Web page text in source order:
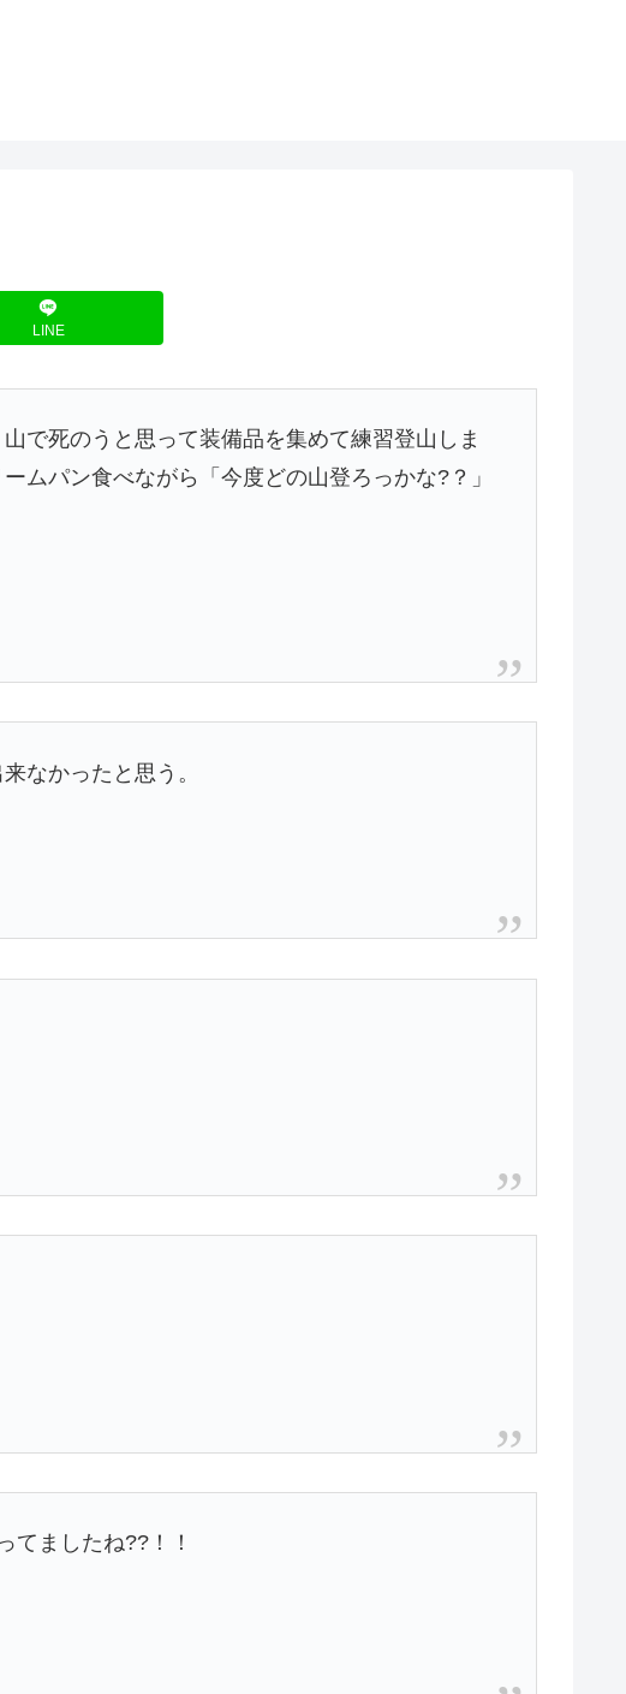
LINE
で死のうと思って装備品を集めて練習登山しま
ムパン食べながら「今度どの山登ろっかな?？」
なかったと思う。
てましたね??！！